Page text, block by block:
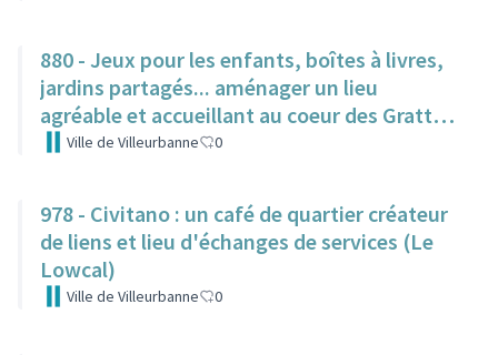
880 - Jeux pour les enfants, boîtes à livres,
jardins partagés... aménager un lieu
agréable et accueillant au coeur des Gratte-
CielVille de Villeurbanne 0
978 - Civitano : un café de quartier créateur
de liens et lieu d'échanges de services (Le
Lowcal)
Ville de Villeurbanne 0